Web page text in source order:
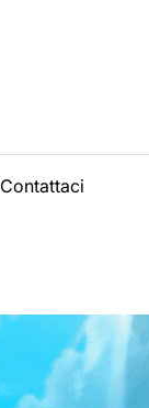
Contattaci